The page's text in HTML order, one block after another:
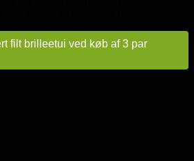
filt brilleetui ved køb af 3 par